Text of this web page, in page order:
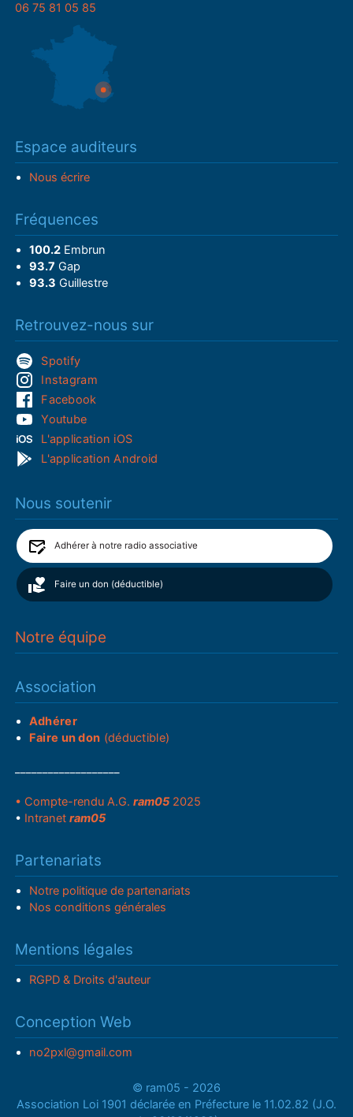
06 75 81 05 85
Espace auditeurs
Nous écrire
Fréquences
100.2Embrun
93.7 Gap
93.3 Guillestre
Retrouvez-nous sur
Spotify
Instagram
Facebook
Youtube
L'application iOS
L'application Android
Nous soutenir
Adhérer à notre radio associative
Faire un don (déductible)
Notre équipe
Association
Adhérer
Faire un don (déductible)
• Compte-rendu A.G.ram05 2025
• Intranetram05
Partenariats
Notre politique de partenariats
Nos conditions générales
Mentions légales
RGPD & Droits d'auteur
Conception Web
no2pxl@gmail.com
© ram05 - 2026
Association Loi 1901 déclarée en Préfecture le 11.02.82 (J.O.